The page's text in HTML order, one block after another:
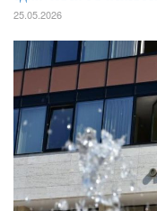
25.05.2026